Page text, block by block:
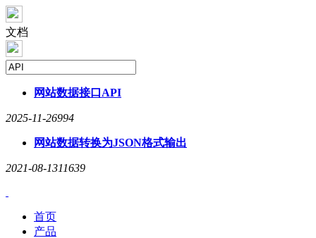
文档
网站数据接口 API
2025-11-26994
网站数据转换为JSON格式输出
2021-08-1311639
首页
产品